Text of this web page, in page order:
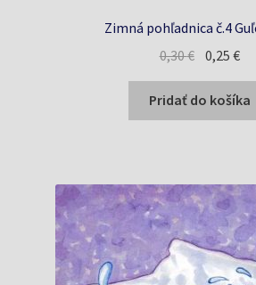
Zimná pohľadnica č.4
0,30€ Pôvodná
bola:
0,30 €.
0,25€
je:
Pridať do košíka